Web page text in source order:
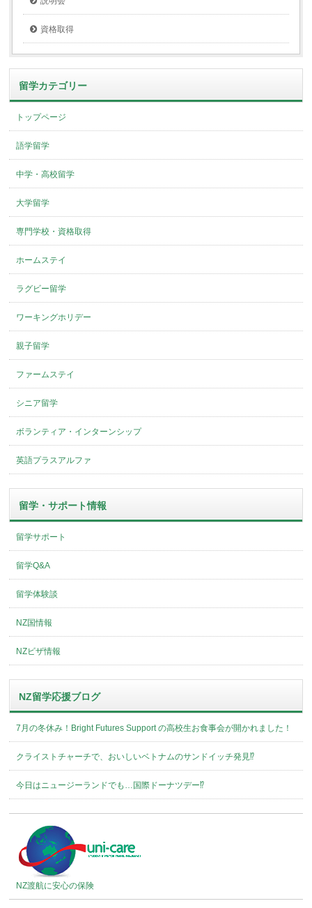
資格取得
留学カテゴリー
トップページ
語学留学
中学・高校留学
大学留学
専門学校・資格取得
ホームステイ
ラグビー留学
ワーキングホリデー
親子留学
ファームステイ
シニア留学
ボランティア・インターンシップ
英語プラスアルファ
留学・サポート情報
留学サポート
留学Q&A
留学体験談
NZ国情報
NZビザ情報
NZ留学応援ブログ
7月の冬休み！Bright Futures Support の高校生お食事会が開かれました！
クライストチャーチで、おいしいベトナムのサンドイッチ発見⁉︎
今日はニュージーランドでも…国際ドーナツデー⁉︎
NZ渡航に安心の保険